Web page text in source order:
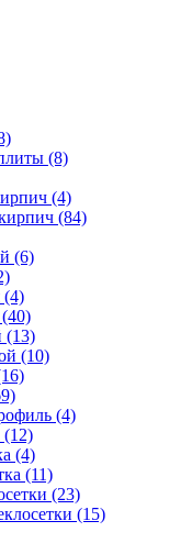
(8)
(4)
(84)
(6)
(4)
(13)
(10)
(4)
(12)
(4)
(11)
(23)
(15)